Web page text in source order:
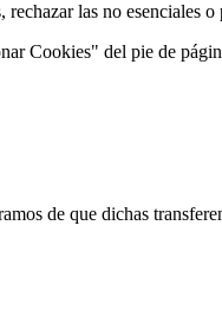
las no esenciales
Cookies" del pie de
de que dichas